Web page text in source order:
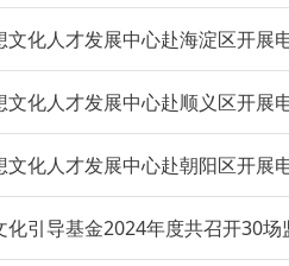
文化人才发展中心赴海淀区开展
文化人才发展中心赴顺义区开展
文化人才发展中心赴朝阳区开展
化引导基金2024年度共召开30场